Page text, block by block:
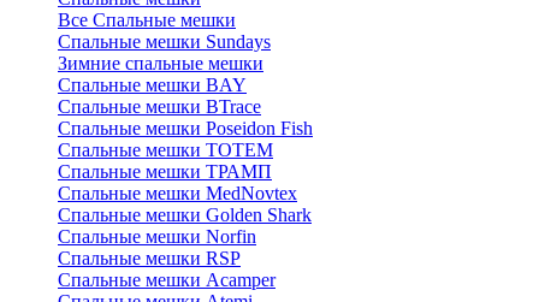
Все Спальные мешки
Спальные мешки Sundays
Зимние спальные мешки
Спальные мешки BAY
Спальные мешки BTrace
Спальные мешки Poseidon Fish
Спальные мешки ТОТЕМ
Спальные мешки ТРАМП
Cпальные мешки MedNovtex
Спальные мешки Golden Shark
Спальные мешки Norfin
Спальные мешки RSP
Спальные мешки Acamper